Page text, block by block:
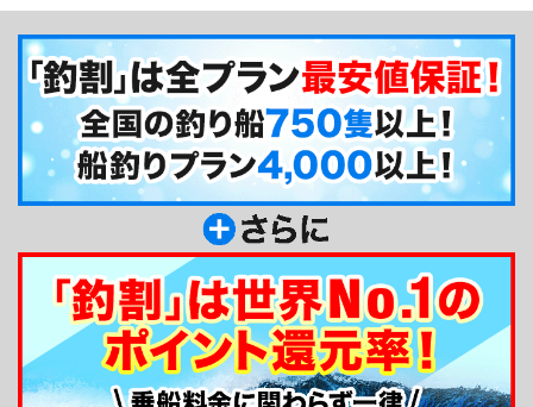
さい！早起きが不安な方は午後からの出船も可能で
す。一日中貸し切りですと更にお得になりますので
オススメです！
釣り船からのメッセージ
みなさんはじめまして！安菜丸船長の安藤と申し
ます。イサキやカワハギといった浅場の釣りから、
アカムツやオニカサゴなどの深場の釣りまで何でも
お任せください！網代周辺の美しい景色を眺めなが
らの釣りはきっと素敵な思い出になりますよ！網代
港は駅からのアクセスもよく、周辺には温泉や民宿
もありますのでぜひ一度訪れてみてくださいね！